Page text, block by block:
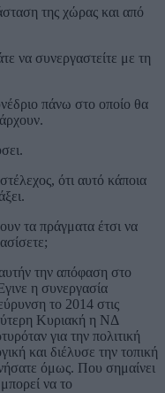
της χώρας και από
να συνεργαστείτε με τη
πάνω στο οποίο θα
ότι αυτό κάποια
τα πράγματα έτσι να
την απόφαση στο
η συνεργασία
το 2014 στις
Κυριακή η ΝΔ
για την πολιτική
και διέλυσε την τοπική
όμως. Που σημαίνει
να το